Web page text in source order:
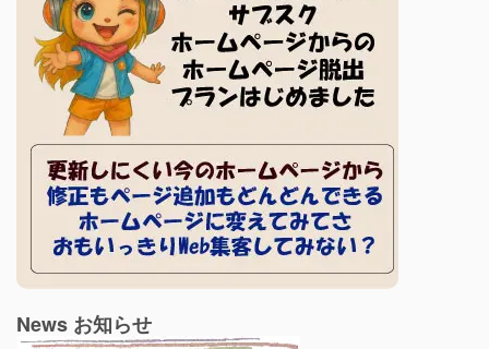
News お知らせ